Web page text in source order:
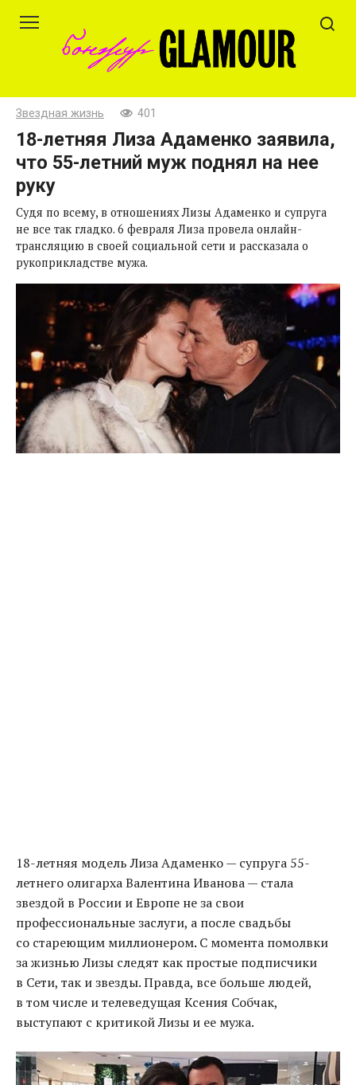
Звездная жизнь 401
18-летняя Лиза Адаменко заявила,
что 55-летний муж поднял на нее
руку
Судя по всему, в отношениях Лизы Адаменко и супруга
не все так гладко. 6 февраля Лиза провела онлайн-
трансляцию в своей социальной сети и рассказала о
рукоприкладстве мужа.
18-летняя модель Лиза Адаменко — супруга 55-
летнего олигарха Валентина Иванова — стала
звездой в России и Европе не за свои
профессиональные заслуги, а после свадьбы
cо стареющим миллионером. С момента помолвки
за жизнью Лизы следят как простые подписчики
в Сети, так и звезды. Правда, все больше людей,
в том числе и телеведущая Ксения Собчак,
выступают с критикой Лизы и ее мужа.